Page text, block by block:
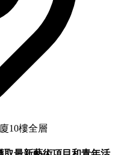
10樓全層